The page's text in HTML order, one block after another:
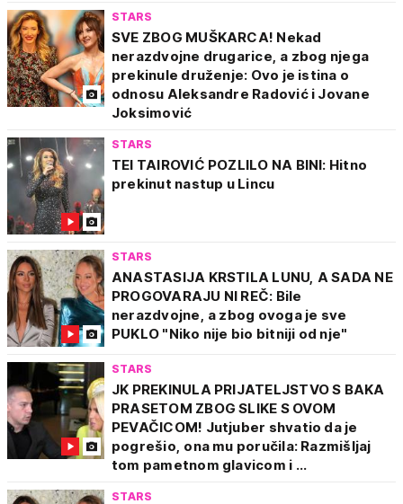
STARS
SVE ZBOG MUŠKARCA! Nekad
nerazdvojne drugarice, a zbog njega
prekinule druženje: Ovo je istina o
odnosu Aleksandre Radović i Jovane
Joksimović
STARS
TEI TAIROVIĆ POZLILO NA BINI: Hitno
prekinut nastup u Lincu
STARS
ANASTASIJA KRSTILA LUNU, A SADA NE
PROGOVARAJU NI REČ: Bile
nerazdvojne, a zbog ovoga je sve
PUKLO "Niko nije bio bitniji od nje"
STARS
JK PREKINULA PRIJATELJSTVO S BAKA
PRASETOM ZBOG SLIKE S OVOM
PEVAČICOM! Jutjuber shvatio da je
pogrešio, ona mu poručila: Razmišljaj
tom pametnom glavicom i ...
STARS